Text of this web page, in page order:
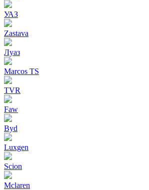
УАЗ
Zastava
Луаз
Marcos TS
TVR
Faw
Byd
Luxgen
Scion
Mclaren